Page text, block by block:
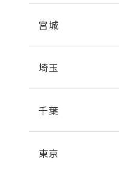
宮城
埼玉
千葉
東京